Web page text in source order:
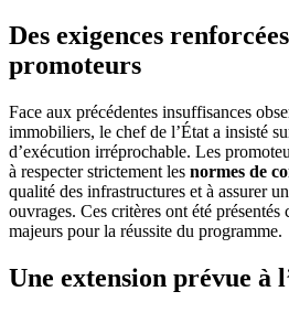
Des exigences
promoteurs
Face aux précédentes insuffisances
immobiliers, le chef de l’État a insisté
d’exécution irréprochable. Les
à respecter strictement les normes de
qualité des infrastructures et à assurer
ouvrages. Ces critères ont été
majeurs pour la réussite du programme.
Une extension prévue à